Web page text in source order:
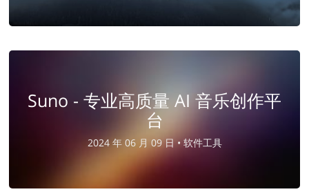
Suno - 专业高质量 AI 音乐创作平
台
2024 年 06 月 09 日 •软件工具